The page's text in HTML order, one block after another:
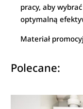
pracy, aby
optymalną
Materiał
Polecane: